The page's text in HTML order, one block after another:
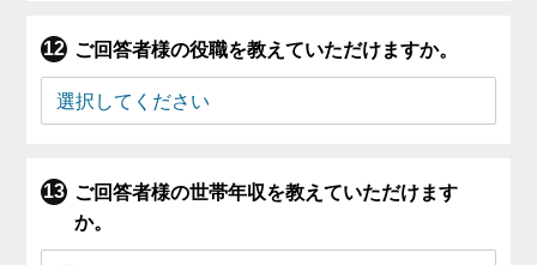
ご回答者様の役職を教えていただけますか。
ご回答者様の世帯年収を教えていただけます
か。